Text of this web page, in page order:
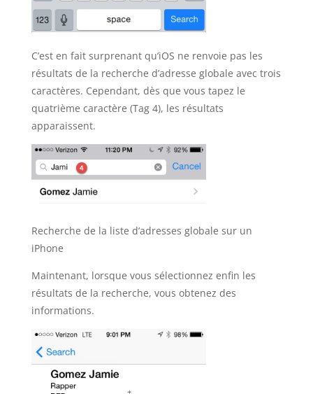
C’est en fait surprenant qu’iOS ne renvoie pas les
résultats de la recherche d’adresse globale avec trois
caractères. Cependant, dès que vous tapez le
quatrième caractère (Tag 4), les résultats
apparaissent.
Recherche de la liste d’adresses globale sur un
iPhone
Maintenant, lorsque vous sélectionnez enfin les
résultats de la recherche, vous obtenez des
informations.